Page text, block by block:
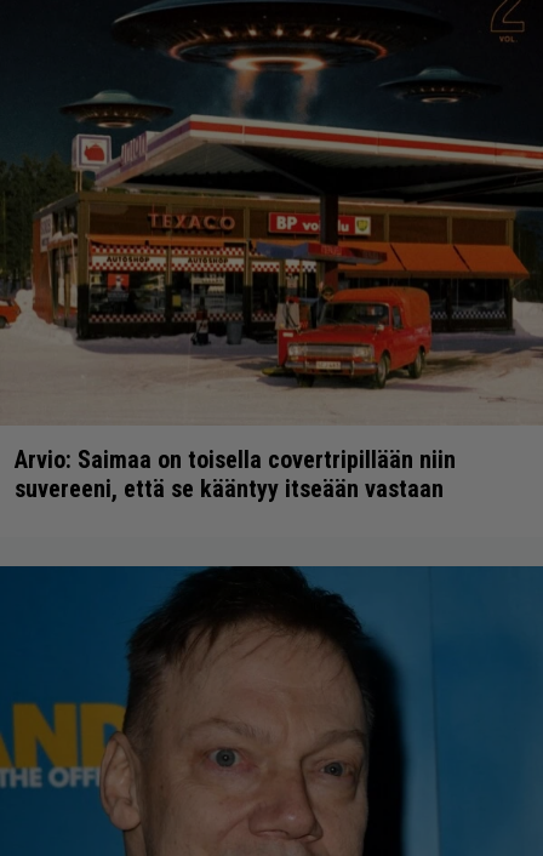
Arvio: Saimaa on toisella covertripillään niin
suvereeni, että se kääntyy itseään vastaan